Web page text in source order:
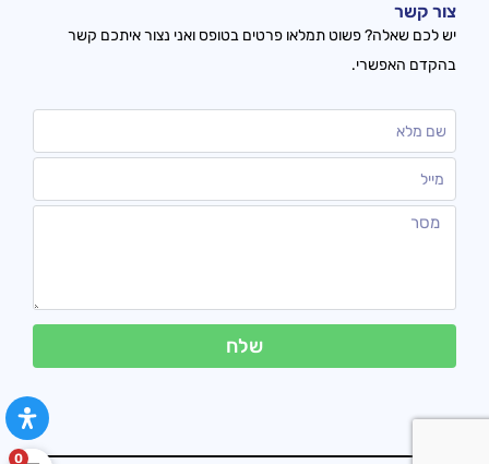
צור קשר
יש לכם שאלה? פשוט תמלאו פרטים בטופס ואני נצור איתכם קשר
בהקדם האפשרי.
שלח
0